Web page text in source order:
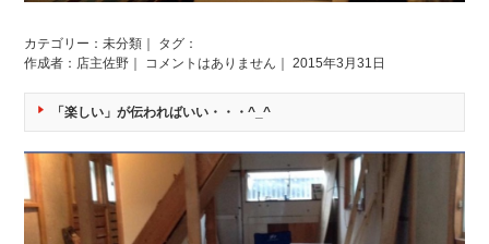
カテゴリー： 未分類 ｜ タグ：
作成者：店主佐野｜
コメントはありません ｜ 2015年3月31日
「楽しい」が伝わればいい・・・^_^